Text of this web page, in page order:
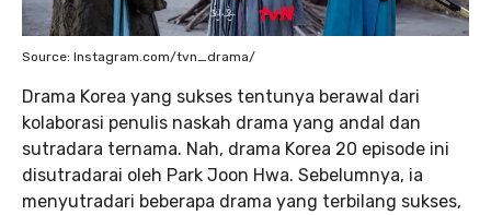
Source: Instagram.com/tvn_drama/
Drama Korea yang sukses tentunya berawal dari
kolaborasi penulis naskah drama yang andal dan
sutradara ternama. Nah, drama Korea 20 episode ini
disutradarai oleh Park Joon Hwa. Sebelumnya, ia
menyutradari beberapa drama yang terbilang sukses,